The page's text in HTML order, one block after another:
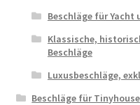
Beschläge für Yacht
Klassische,
Beschläge
Luxusbeschläge,
Beschläge für